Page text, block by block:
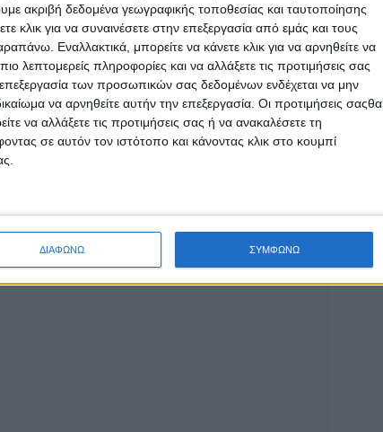
ακριβή δεδομένα γεωγραφικής τοποθεσίας και ταυτοποίησης
για να συναινέσετε στην επεξεργασία από εμάς και τους
Εναλλακτικά, μπορείτε να κάνετε κλικ για να αρνηθείτε να
λεπτομερείς πληροφορίες και να αλλάξετε τις προτιμήσεις σας
των προσωπικών σας δεδομένων ενδέχεται να μην
να αρνηθείτε αυτήν την επεξεργασία. Οι προτιμήσεις σαςθα
να αλλάξετε τις προτιμήσεις σας ή να ανακαλέσετε τη
σε αυτόν τον ιστότοπο και κάνοντας κλικ στο κουμπί
ΔΙΑΦΩΝΩ ΣΥΜΦΩΝΩ